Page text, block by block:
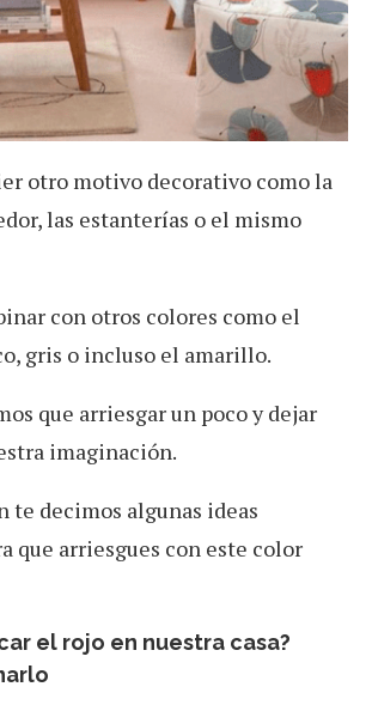
otro motivo decorativo como la
las estanterías o el mismo
con otros colores como el
gris o incluso el amarillo.
que arriesgar un poco y dejar
imaginación.
te decimos algunas ideas
que arriesgues con este color
el rojo en nuestra casa?